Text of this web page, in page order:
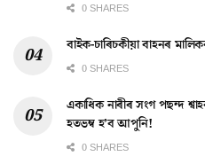
0 SHARES
বাইক-চাৰিচকীয়া বাহনৰ
0 SHARES
একাধিক নাৰীৰ সংগ পছন্দ
হতভম্ব হ’ব আপুনি!
0 SHARES